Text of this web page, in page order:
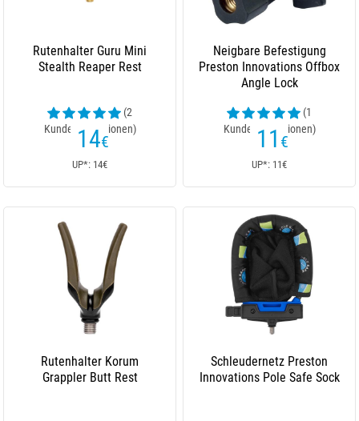
Rutenhalter Guru Mini
Stealth Reaper Rest
(2
Kundenrezensionen)
14€
UP*: 14€
Neigbare Befestigung
Preston Innovations Offbox
Angle Lock
(1
Kundenrezensionen)
11 €
UP*: 11€
Rutenhalter Korum
Grappler Butt Rest
Schleudernetz Preston
Innovations Pole Safe Sock